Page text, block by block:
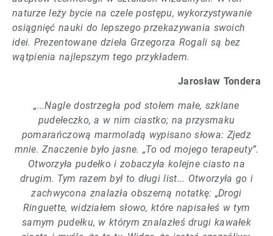
naturze leży bycie na czele postępu, wykorzystywanie
osiągnięć nauki do lepszego przekazywania swoich
idei. Prezentowane dzieła Grzegorza Rogali są bez
wątpienia najlepszym tego przykładem.
Jarosław Tondera
„...Nagle dostrzegła pod stołem małe, szklane
pudełeczko, a w nim ciastko; na przysmaku
pomarańczową marmoladą wypisano słowa: Zjedz
mnie. Znaczenie było jasne. „To od mojego terapeuty”.
Otworzyła pudełko i zobaczyła kolejne ciasto na
drugim. Tym razem był to długi list... Otworzyła go i
zachwycona znalazła obszerną notatkę: „Drogi
Ringuette, widziałem słowo, które napisałeś w tym
samym pudełku, w którym znalazłeś drugi kawałek